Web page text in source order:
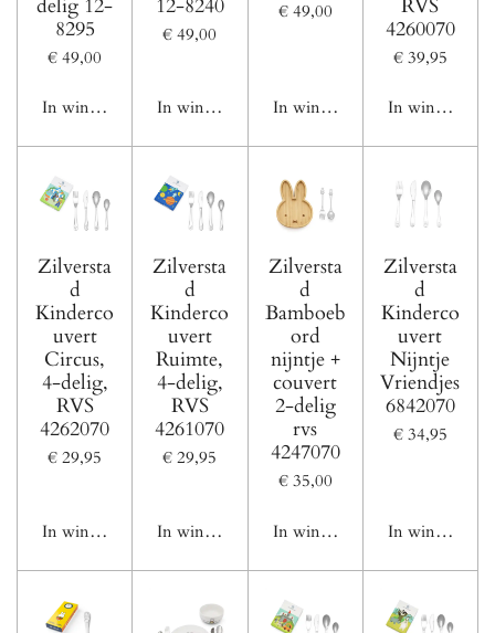
delig 12-
8295
€ 49,00
In winkelwagen
12-8240
€ 49,00
In winkelwagen
€ 49,00
In winkelwagen
RVS
4260070
€ 39,95
In
Zilversta
d
Kinderco
uvert
Circus,
4-delig,
RVS
4262070
€ 29,95
In winkelwagen
Zilversta
d
Kinderco
uvert
Ruimte,
4-delig,
RVS
4261070
€ 29,95
In winkelwagen
Zilversta
d
Bamboeb
ord
nijntje +
couvert
2-delig
rvs
4247070
€ 35,00
In winkelwagen
Zilversta
d
Kinderco
uvert
Nijntje
Vriendjes
6842070
€ 34,95
In